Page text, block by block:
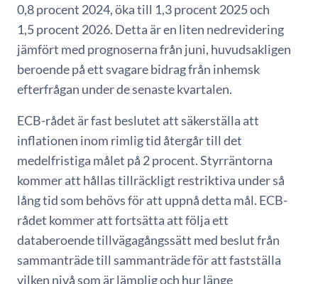
0,8 procent 2024, öka till 1,3 procent 2025 och
1,5 procent 2026. Detta är en liten nedrevidering
jämfört med prognoserna från juni, huvudsakligen
beroende på ett svagare bidrag från inhemsk
efterfrågan under de senaste kvartalen.
ECB-rådet är fast beslutet att säkerställa att
inflationen inom rimlig tid återgår till det
medelfristiga målet på 2 procent. Styrräntorna
kommer att hållas tillräckligt restriktiva under så
lång tid som behövs för att uppnå detta mål. ECB-
rådet kommer att fortsätta att följa ett
databeroende tillvägagångssätt med beslut från
sammanträde till sammanträde för att fastställa
vilken nivå som är lämplig och hur länge